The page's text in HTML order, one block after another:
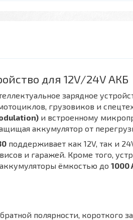
для 12V/24V АКБ
зарядное
грузовиков и
и встроенному
аккумулятор от
поддерживает как 12V, так и
и гаражей. Кроме того,
ёмкостью до 1000
полярности, короткого